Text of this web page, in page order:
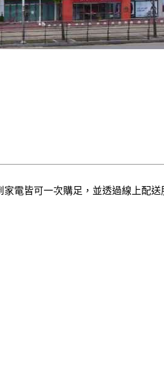
電皆可一次購足，並透過線上配